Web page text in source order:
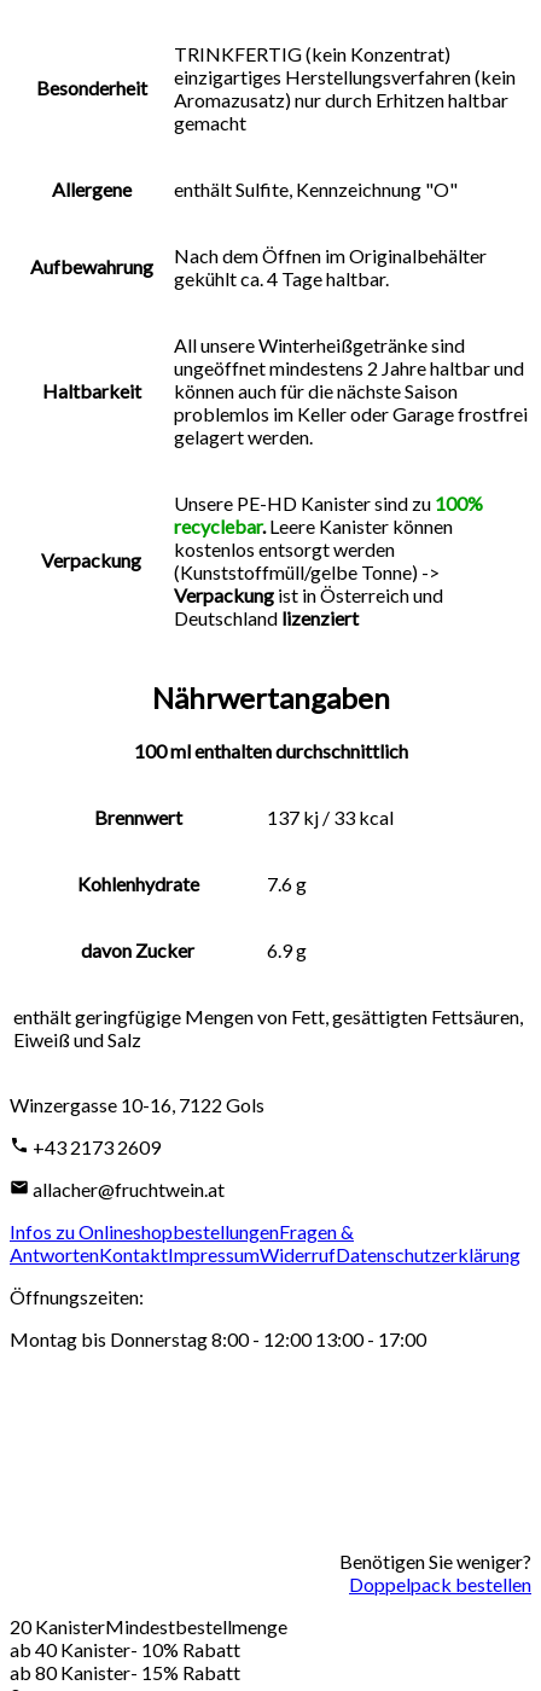
Besonderheit
TRINKFERTIG (kein Konzentrat)
einzigartiges Herstellungsverfahren (kein
Aromazusatz) nur durch Erhitzen haltbar
gemacht
Allergene enthält Sulfite, Kennzeichnung "O"
Aufbewahrung
Nach dem Öffnen im Originalbehälter
gekühlt ca. 4 Tage haltbar.
Haltbarkeit
All unsere Winterheißgetränke sind
ungeöffnet mindestens 2 Jahre haltbar und
können auch für die nächste Saison
problemlos im Keller oder Garage frostfrei
gelagert werden.
Verpackung
Unsere PE-HD Kanister sind zu 100%
recyclebar. Leere Kanister können
kostenlos entsorgt werden
(Kunststoffmüll/gelbe Tonne) ->
Verpackung ist in Österreich und
Deutschland lizenziert
Nährwertangaben
100 ml enthalten durchschnittlich
Brennwert 137 kj / 33 kcal
Kohlenhydrate 7.6 g
davon Zucker 6.9 g
enthält geringfügige Mengen von Fett, gesättigten Fettsäuren,
Eiweiß und Salz
Winzergasse 10-16 7122 Gols
+43 2173 2609
allacher@fruchtwein.at
Infos zu OnlineshopbestellungenFragen &
AntwortenKontaktImpressumWiderrufDatenschutzerklärung
Öffnungszeiten:
Montag bis Donnerstag 8:00 - 12:00 13:00 - 17:00
Benötigen Sie weniger?
Doppelpack bestellen
20 KanisterMindestbestellmenge
ab 40 Kanister- 10% Rabatt
ab 80 Kanister- 15% Rabatt